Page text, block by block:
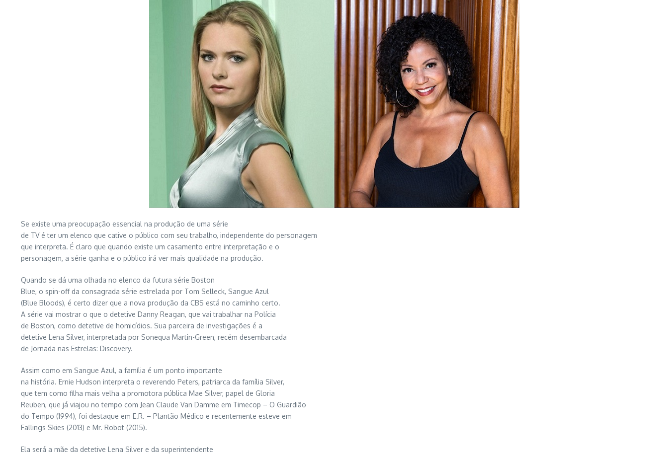
Se existe uma preocupação essencial na produção de uma série
de TV é ter um elenco que cative o público com seu trabalho, independente do personagem
que interpreta. É claro que quando existe um casamento entre interpretação e o
personagem, a série ganha e o público irá ver mais qualidade na produção.
Quando se dá uma olhada no elenco da futura série Boston
Blue, o spin-off da consagrada série estrelada por Tom Selleck, Sangue Azul
(Blue Bloods), é certo dizer que a nova produção da CBS está no caminho certo.
A série vai mostrar o que o detetive Danny Reagan, que vai trabalhar na Polícia
de Boston, como detetive de homicídios. Sua parceira de investigações é a
detetive Lena Silver, interpretada por Sonequa Martin-Green, recém desembarcada
de Jornada nas Estrelas: Discovery.
Assim como em Sangue Azul, a família é um ponto importante
na história. Ernie Hudson interpreta o reverendo Peters, patriarca da família Silver,
que tem como filha mais velha a promotora pública Mae Silver, papel de Gloria
Reuben, que já viajou no tempo com Jean Claude Van Damme em Timecop – O Guardião
do Tempo (1994), foi destaque em E.R. – Plantão Médico e recentemente esteve em
Fallings Skies (2013) e Mr. Robot (2015).
Ela será a mãe da detetive Lena Silver e da superintendente